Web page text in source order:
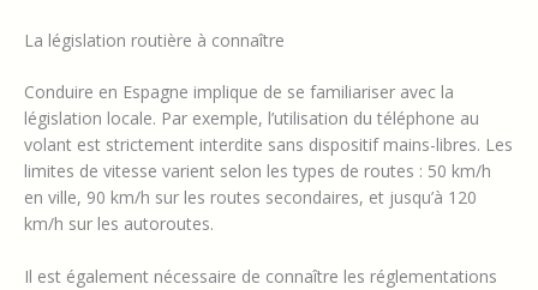
La législation routière à connaître
Conduire en Espagne implique de se familiariser avec la
législation locale. Par exemple, l’utilisation du téléphone au
volant est strictement interdite sans dispositif mains-libres. Les
limites de vitesse varient selon les types de routes : 50 km/h
en ville, 90 km/h sur les routes secondaires, et jusqu’à 120
km/h sur les autoroutes.
Il est également nécessaire de connaître les réglementations